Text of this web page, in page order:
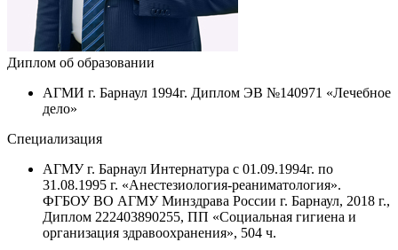
Диплом об образовании
АГМИ г. Барнаул 1994г. Диплом ЭВ №140971 «Лечебное
дело»
Специализация
АГМУ г. Барнаул Интернатура с 01.09.1994г. по
31.08.1995 г. «Анестезиология-реаниматология».
ФГБОУ ВО АГМУ Минздрава России г. Барнаул, 2018 г.,
Диплом 222403890255, ПП «Социальная гигиена и
организация здравоохранения», 504 ч.